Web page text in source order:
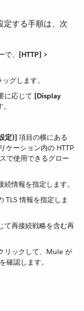
定する手順は、次
で、​ [HTTP] >
グします。
に応じて [Display
定)] ​ 項目の横にある
ケーション内の HTTP
で使用できるグロー
続情報を指定します。
TLS 情報を指定しま
て再接続戦略を含む再
リックして、Mule が
確認します。